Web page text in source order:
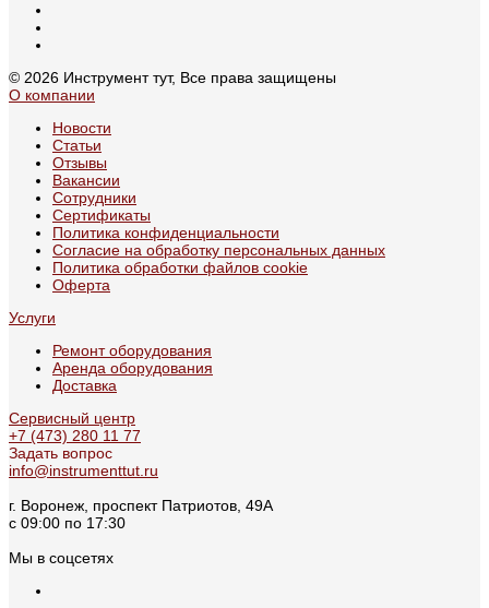
© 2026 Инструмент тут, Все права защищены
О компании
Новости
Статьи
Отзывы
Вакансии
Сотрудники
Сертификаты
Политика конфиденциальности
Согласие на обработку персональных данных
Политика обработки файлов cookie
Оферта
Услуги
Ремонт оборудования
Аренда оборудования
Доставка
Сервисный центр
+7 (473) 280 11 77
Задать вопрос
info@instrumenttut.ru
г. Воронеж, проспект Патриотов, 49А
с 09:00 по 17:30
Мы в соцсетях